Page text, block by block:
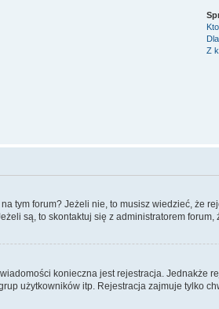
Z
tym forum? Jeżeli nie, to musisz wiedzieć, że
są, to skontaktuj się z administratorem
konieczna jest rejestracja.
użytkowników itp. Rejestracja zajmuje tylko